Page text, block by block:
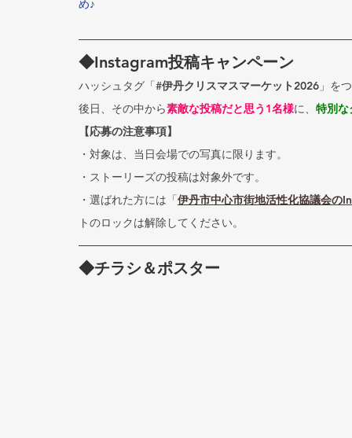
め♪
◆Instagram投稿キャンペーン
ハッシュタグ「 #伊丹クリスマスマーケット2026 」を
後日、その中から素敵な投稿だと思う1名様に、 特別な
【応募の注意事項】
・対象は、当日会場での写真に限ります。
・ストーリーズの投稿は対象外です。
・選ばれた方には「 伊丹市中心市街地活性化協議会の
トのロックは解除してください。
◆チラシ＆ポスター